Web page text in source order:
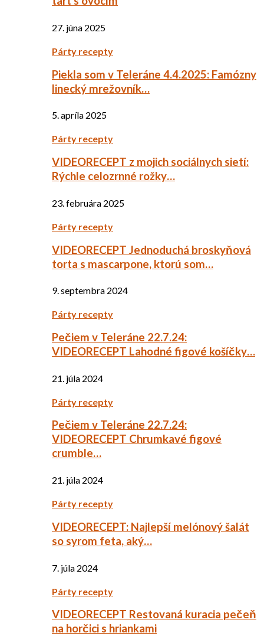
27. júna 2025
Párty recepty
Piekla som v Teleráne 4.4.2025: Famózny
linecký mrežovník…
5. apríla 2025
Párty recepty
VIDEORECEPT z mojich sociálnych sietí:
Rýchle celozrnné rožky…
23. februára 2025
Párty recepty
VIDEORECEPT Jednoduchá broskyňová
torta s mascarpone, ktorú som…
9. septembra 2024
Párty recepty
Pečiem v Teleráne 22.7.24:
VIDEORECEPT Lahodné figové košíčky…
21. júla 2024
Párty recepty
Pečiem v Teleráne 22.7.24:
VIDEORECEPT Chrumkavé figové
crumble…
21. júla 2024
Párty recepty
VIDEORECEPT: Najlepší melónový šalát
so syrom feta, aký…
7. júla 2024
Párty recepty
VIDEORECEPT Restovaná kuracia pečeň
na horčici s hriankami